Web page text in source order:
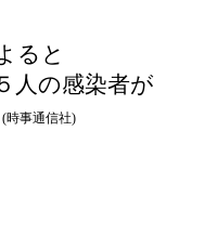
ると
人の感染者が
事通信社)